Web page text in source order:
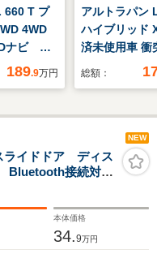
660 T プ
4WD
ナビ
CD/
軽減装置
ソナー ハ
シート シ
189.9万円
アルトラパン
ハイブリッド
済未使用車 衝
軽減ブレーキ
タート ベンチ
シートヒータ
アルミ LEDヘ
イト ソフトベ
総額：
NEW
イドドア ディス
接続対
ントフォグラン
本体価格
34.9万円